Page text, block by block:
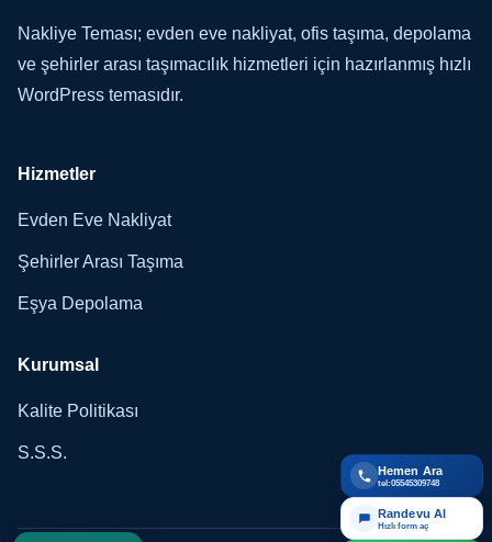
Nakliye Teması; evden eve nakliyat, ofis taşıma, depolama
ve şehirler arası taşımacılık hizmetleri için hazırlanmış hızlı
WordPress temasıdır.
Hizmetler
Evden Eve Nakliyat
Şehirler Arası Taşıma
Eşya Depolama
Kurumsal
Kalite Politikası
S.S.S.
Hemen Ara
tel:05545309748
Randevu Al
Hızlı form aç